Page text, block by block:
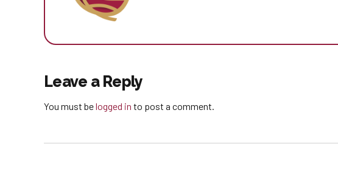
Leave a Reply
You must belogged in to post a comment.